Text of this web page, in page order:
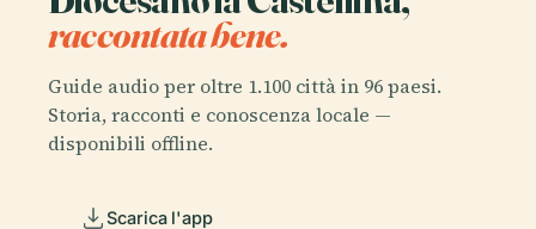
raccontata bene.
Guide audio per oltre 1.100 città in 96 paesi.
Storia, racconti e conoscenza locale —
disponibili offline.
Scarica l'app